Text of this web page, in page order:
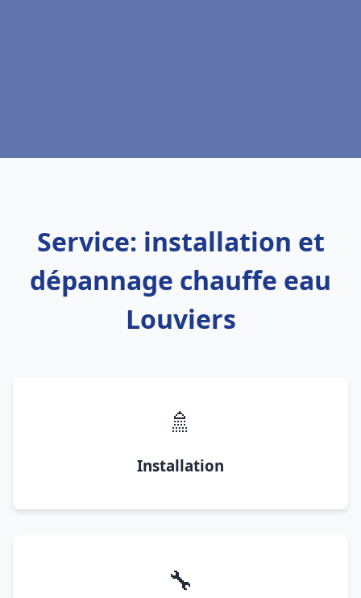
Service: installation et
dépannage chauffe eau
Louviers
🚿
Installation
🔧